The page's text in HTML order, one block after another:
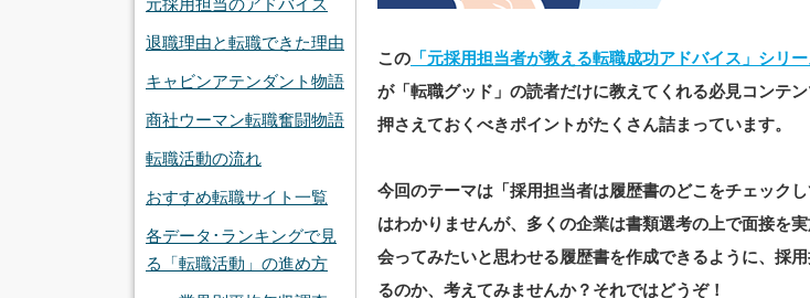
この 「元採用担当者が教える転職成功アドバイス」シリ
が「転職グッド」の読者だけに教えてくれる必見コンテ
押さえておくべきポイントがたくさん詰まっています。
今回のテーマは「採用担当者は履歴書のどこをチェック
はわかりませんが、多くの企業は書類選考の上で面接を実
会ってみたいと思わせる履歴書を作成できるように、採
るのか、考えてみませんか？それではどうぞ！
元採用担当のアドバイス
退職理由と転職できた理由
キャビンアテンダント物語
商社ウーマン転職奮闘物語
転職活動の流れ
おすすめ転職サイト一覧
各データ･ランキングで見
る「転職活動」の進め方